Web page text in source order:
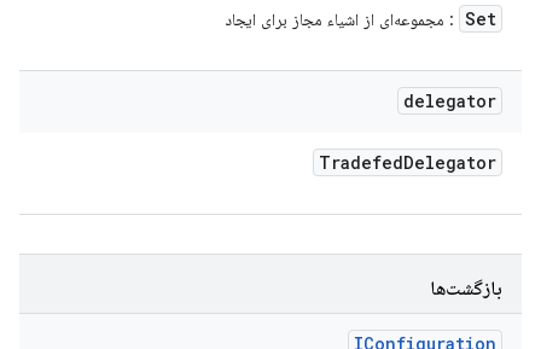
Set : مجموعه‌ای از اشیاء مجاز برای ایجاد
delegator
TradefedDelegator
بازگشت‌ها
IConfiguration